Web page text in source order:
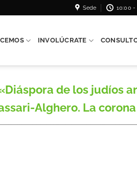
Sede 10:00 -
INVOLÚCRATE
de los judíos
Alghero. La